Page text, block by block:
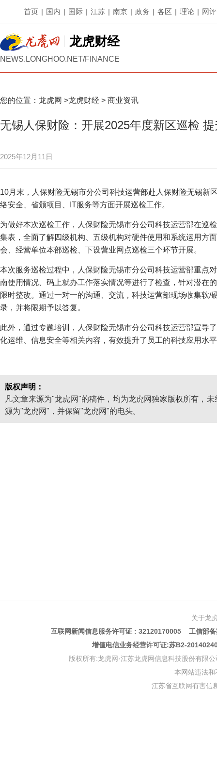
首页 | 国内 | 国际 | 江苏 | 南京 | 政务 | 各区 | 理论 | 网评
龙虎财经
NEWS.LONGHOO.NET/FINANCE
您的位置： 龙虎网 >龙虎财经 > 商业资讯
无锡人保财险：开展2025年度新区巡检
2025年12月11日
10月末，人保财险无锡市分公司科技运营部赴人保财险无锡新
络安全、省颁项目、IT服务等方面开展巡检工作。
为做好本次巡检工作，人保财险无锡市分公司科技运营部在巡
集表，全面了解四级机构、五级机构对硬件使用和系统运用方
会、经营单位本部巡检、下设营业网点巡检三个环节开展。
本次服务巡检过程中，人保财险无锡市分公司科技运营部重点
南使用情况、码上就办工作落实情况等进行了检查，针对潜在
限时整改。通过一对一的沟通、交流，科技运营部现场收集软/
录，并将限期予以答复。
此外，通过专题培训，人保财险无锡市分公司科技运营部宣导
化运维、信息安全等相关内容，有效提升了员工的科技应用水
版权声明：
凡文章来源为"龙虎网"的稿件，均为龙虎网独家版权所有，
源为"龙虎网"，并保留"龙虎网"的电头。
关于龙
互联网新闻信息服务许可证 : 32120170005 工信部
增值电信业务经营许可证:苏B2-
版权所有:龙虎网·江苏龙虎网信息科技股份有限
本网站违法
江苏省互联网有害